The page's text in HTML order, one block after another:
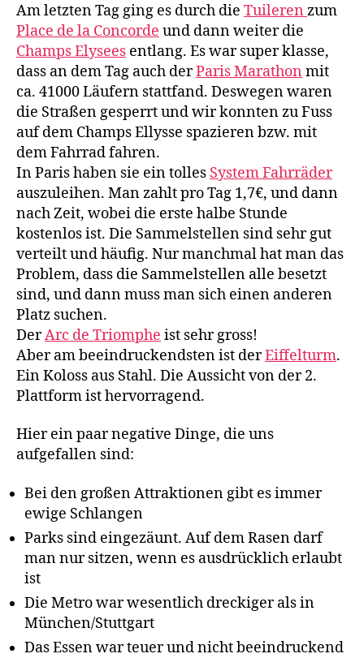
Am letzten Tag ging es durch die Tuileren zum
Place de la Concorde und dann weiter die
Champs Elysees entlang. Es war super klasse,
dass an dem Tag auch derParis Marathon mit
ca. 41000 Läufern stattfand. Deswegen waren
die Straßen gesperrt und wir konnten zu Fuss
auf dem Champs Ellysse spazieren bzw. mit
dem Fahrrad fahren.
In Paris haben sie ein tolles System Fahrräder
auszuleihen. Man zahlt pro Tag 1,7€, und dann
nach Zeit, wobei die erste halbe Stunde
kostenlos ist. Die Sammelstellen sind sehr gut
verteilt und häufig. Nur manchmal hat man das
Problem, dass die Sammelstellen alle besetzt
sind, und dann muss man sich einen anderen
Platz suchen.
DerArc de Triomphe ist sehr gross!
Aber am beeindruckendsten ist derEiffelturm.
Ein Koloss aus Stahl. Die Aussicht von der 2.
Plattform ist hervorragend.
Hier ein paar negative Dinge, die uns
aufgefallen sind:
Bei den großen Attraktionen gibt es immer
ewige Schlangen
Parks sind eingezäunt. Auf dem Rasen darf
man nur sitzen, wenn es ausdrücklich erlaubt
ist
Die Metro war wesentlich dreckiger als in
München/Stuttgart
Das Essen war teuer und nicht beeindruckend